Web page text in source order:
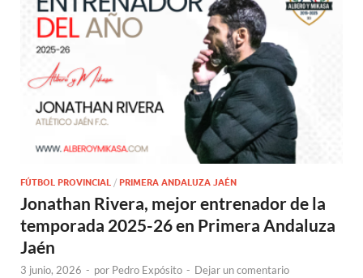
FÚTBOL PROVINCIAL / PRIMERA ANDALUZA JAÉN
Jonathan Rivera, mejor entrenador de la
temporada 2025-26 en Primera Andaluza
Jaén
3 junio, 2026 - por Pedro Expósito - Dejar un comentario